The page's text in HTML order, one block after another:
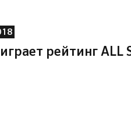
рейтинг ALL